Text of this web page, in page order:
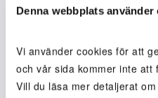
Denna webbplats använder
Vi använder cookies för att
och vår sida kommer inte att
Vill du läsa mer detaljerat